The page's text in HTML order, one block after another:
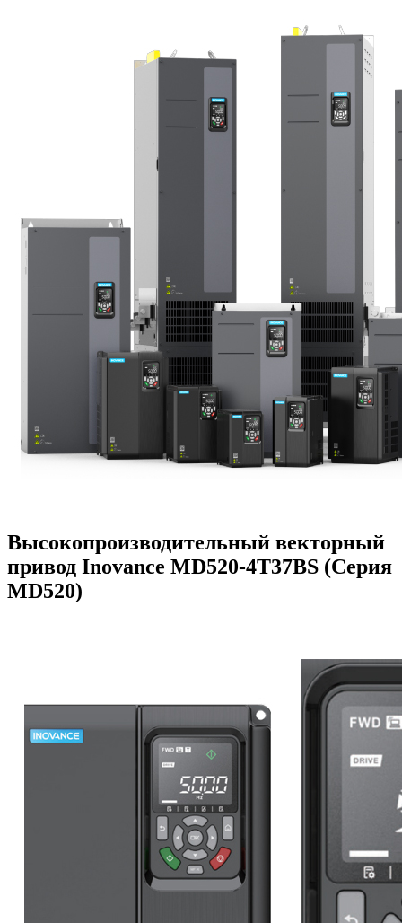
Высокопроизводительный векторный
привод Inovance MD520-4T37BS (Серия
MD520)